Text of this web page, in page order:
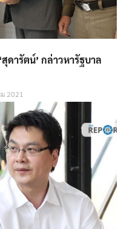
ดารัตน์’ กล่าวหารัฐบาล
2021